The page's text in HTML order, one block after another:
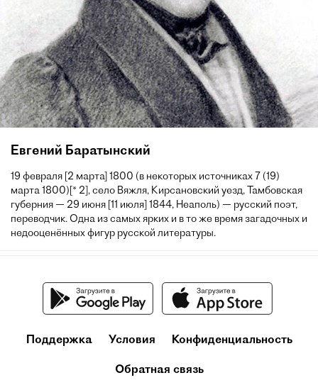
Евгений Баратынский
19 февраля [2 марта] 1800 (в некоторых источниках 7 (19)
марта 1800)[* 2], село Вяжля, Кирсановский уезд, Тамбовская
губерния — 29 июня [11 июля] 1844, Неаполь) — русский поэт,
переводчик. Одна из самых ярких и в то же время загадочных и
недооценённых фигур русской литературы.
Поддержка Условия Конфиденциальность
Обратная связь